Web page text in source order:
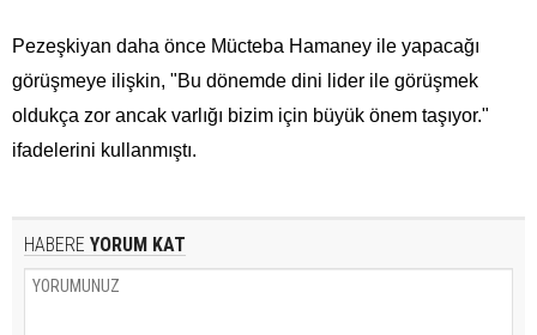
Pezeşkiyan daha önce Mücteba Hamaney ile yapacağı
görüşmeye ilişkin, "Bu dönemde dini lider ile görüşmek
oldukça zor ancak varlığı bizim için büyük önem taşıyor."
ifadelerini kullanmıştı.
HABERE YORUM KAT